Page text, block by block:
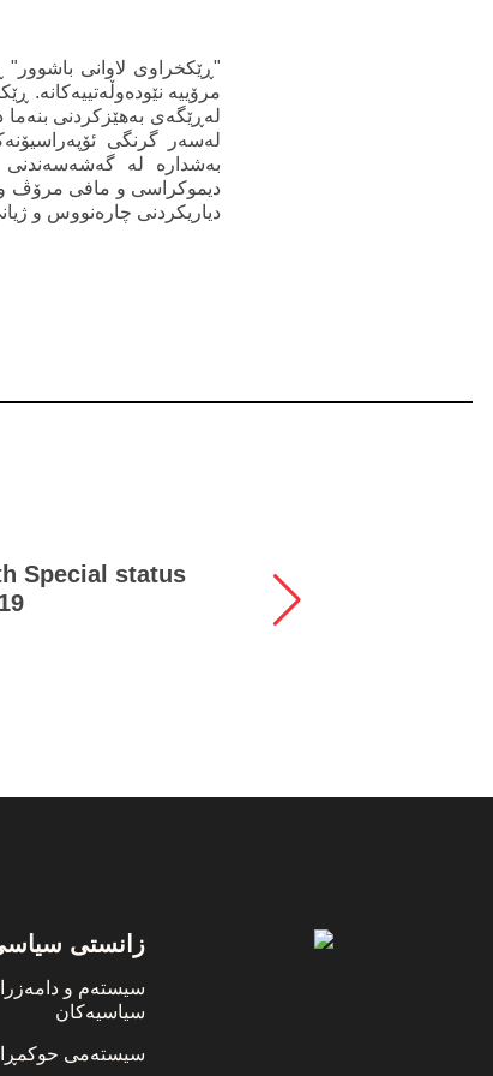
"ڕێکخراوی لاوانی باشوور"
مرۆییە نێودەوڵەتییەکانە.
لەڕێگەی بەهێزکردنی
لەسەر گرنگی
بەشدارە لە گەشەسەندنی
دیموکراسی و مافی مرۆڤ و
دیاریکردنی چارەنووس و
Special status
Footer
زانستی
سیستەم و
سیاسیەکان
سیستەمی